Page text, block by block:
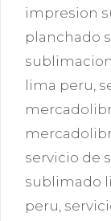
impresion
planchado
lima peru,
servicio de
sublimado
peru,